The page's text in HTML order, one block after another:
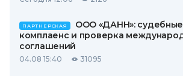
ПАРТНЕРСКАЯ
ООО «ДАНН»:
комплаенс и проверка
соглашений
04.08 15:40 31095